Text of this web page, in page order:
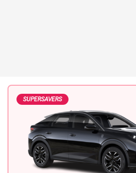
SUPERSAVERS